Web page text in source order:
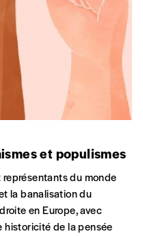
et populismes
du monde
la banalisation du
en Europe, avec
historicité de la pensée